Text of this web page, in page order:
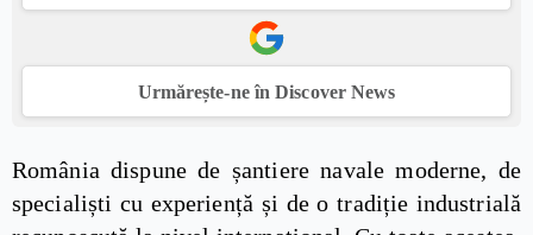
Urmărește-ne în Discover News
România dispune de șantiere navale moderne, de
specialiști cu experiență și de o tradiție industrială